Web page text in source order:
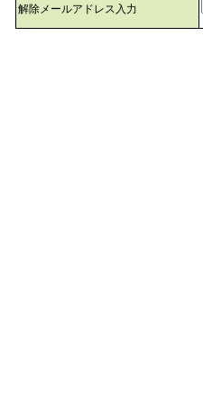
解除メールアドレス入力